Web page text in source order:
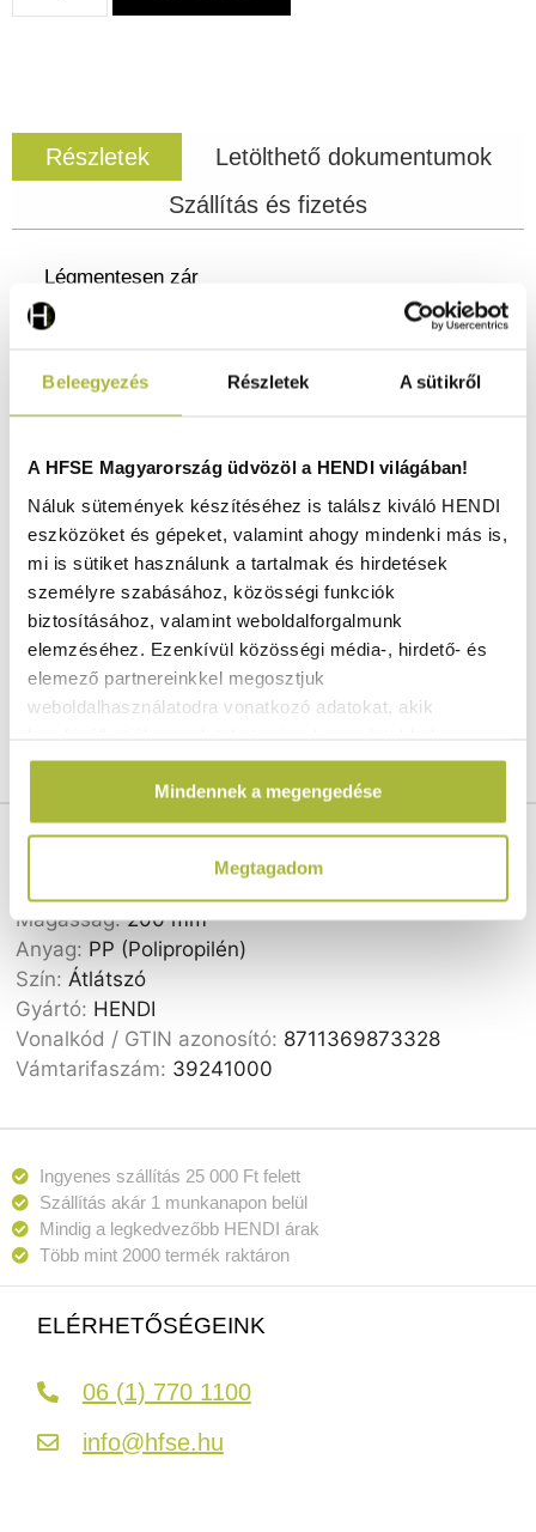
Beleegyezés Részletek A sütikről
A HFSE Magyarország üdvözöl a HENDI világában!
Náluk sütemények készítéséhez is találsz kiváló HENDI
eszközöket és gépeket, valamint ahogy mindenki más is,
mi is sütiket használunk a tartalmak és hirdetések
személyre szabásához, közösségi funkciók
biztosításához, valamint weboldalforgalmunk
elemzéséhez. Ezenkívül közösségi média-, hirdető- és
elemező partnereinkkel megosztjuk
weboldalhasználatodra vonatkozó adatokat, akik
amelyeket Te adtál meg számukra vagy az általad
használt más szolgáltatásokból gyűjtöttek.
Mindennek a megengedése
Megtagadom
Részletek
Letölthető dokumentumok
Szállítás és fizetés
Légmentesen zár
Polipropilénből készült.
Színes klipszeket tartalmaz (zöld, sárga, kék és
Egymásra rakható.
Az anyagba ágyazott címke a tárolási folyamat
nyomon követésére.
Mosható címkék.
Biztonságos, szivárgásmentes tömítés.
A címkék kitöltésére szolgáló markereket külön
kell megrendelni.
Hőmérsékleti ellenállás: -40º to +100ºC között.
Cikkszám:873328
Magasság:200 mm
Anyag: PP (Polipropilén)
Szín: Átlátszó
Gyártó: HENDI
Vonalkód / GTIN azonosító: 8711369873328
Vámtarifaszám: 39241000
Ingyenes szállítás 25 000 Ft felett
Szállítás akár 1 munkanapon belül
Mindig a legkedvezőbb HENDI árak
Több mint 2000 termék raktáron
ELÉRHETŐSÉGEINK
06 (1) 770 1100
info@hfse.hu